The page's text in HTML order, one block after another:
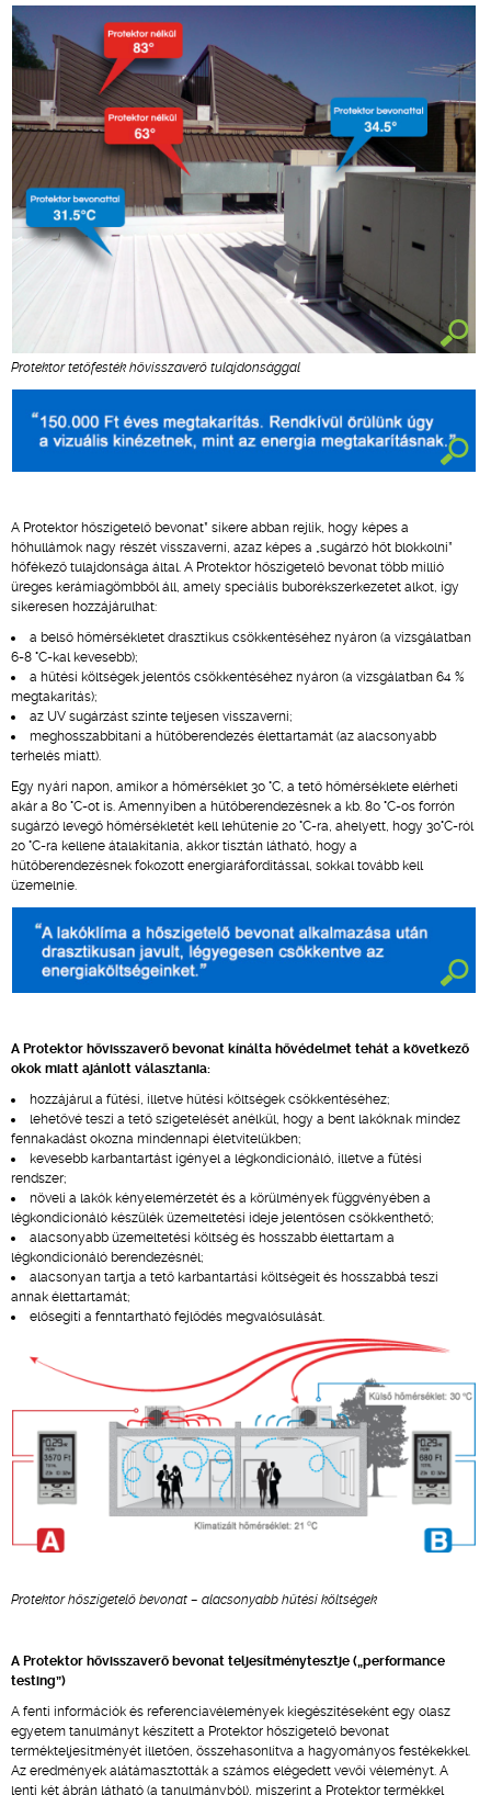
Protektor tetőfesték hővisszaverő tulajdonsággal
A Protektor hőszigetelő bevonat* sikere abban rejlik, hogy képes a
hőhullámok nagy részét visszaverni, azaz képes a „sugárzó hőt blokkolni”
hőfékező tulajdonsága által. A Protektor hőszigetelő bevonat több millió
üreges kerámiagömbből áll, amely speciális buborékszerkezetet alkot, így
sikeresen hozzájárulhat:
a belső hőmérsékletet drasztikus csökkentéséhez nyáron (a vizsgálatban
6-8 °C-kal kevesebb);
a hűtési költségek jelentős csökkentéséhez nyáron (a vizsgálatban 64 %
megtakarítás);
az UV sugárzást szinte teljesen visszaverni;
meghosszabbítani a hűtőberendezés élettartamát (az alacsonyabb
terhelés miatt).
Egy nyári napon, amikor a hőmérséklet 30 °C, a tető hőmérséklete elérheti
akár a 80 °C-ot is. Amennyiben a hűtőberendezésnek a kb. 80 °C-os forrón
sugárzó levegő hőmérsékletét kell lehűtenie 20 °C-ra, ahelyett, hogy 30°C-ról
20 °C-ra kellene átalakítania, akkor tisztán látható, hogy a
hűtőberendezésnek fokozott energiaráfordítással, sokkal tovább kell
üzemelnie.
A Protektor hővisszaverő bevonat kínálta hővédelmet tehát a következő
okok miatt ajánlott választania:
hozzájárul a fűtési, illetve hűtési költségek csökkentéséhez;
lehetővé teszi a tető szigetelését anélkül, hogy a bent lakóknak mindez
fennakadást okozna mindennapi életvitelükben;
kevesebb karbantartást igényel a légkondicionáló, illetve a fűtési
rendszer;
növeli a lakók kényelemérzetét és a körülmények függvényében a
légkondicionáló készülék üzemeltetési ideje jelentősen csökkenthető;
alacsonyabb üzemeltetési költség és hosszabb élettartam a
légkondicionáló berendezésnél;
alacsonyan tartja a tető karbantartási költségeit és hosszabbá teszi
annak élettartamát;
elősegíti a fenntartható fejlődés megvalósulását.
Protektor hőszigetelő bevonat – alacsonyabb hűtési költségek
A Protektor hővisszaverő bevonat teljesítménytesztje („performance
testing”)
A fenti információk és referenciavélemények kiegészítéseként egy olasz
egyetem tanulmányt készített a Protektor hőszigetelő bevonat
termékteljesítményét illetően, összehasonlítva a hagyományos festékekkel.
Az eredmények alátámasztották a számos elégedett vevői véleményt. A
lenti két ábrán látható (a tanulmányból), miszerint a Protektor termékkel